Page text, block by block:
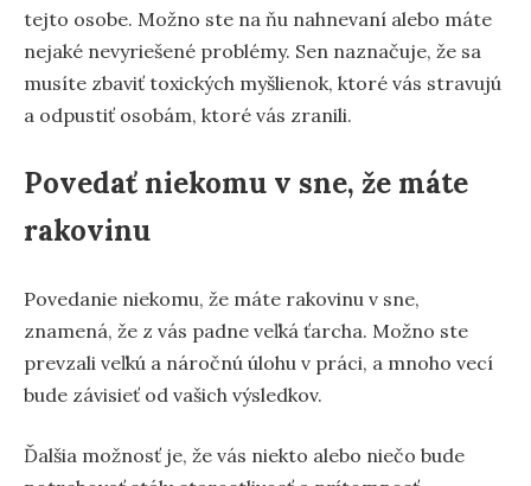
tejto osobe. Možno ste na ňu nahnevaní alebo máte
nejaké nevyriešené problémy. Sen naznačuje, že sa
musíte zbaviť toxických myšlienok, ktoré vás stravujú
a odpustiť osobám, ktoré vás zranili.
Povedať niekomu v sne, že máte
rakovinu
Povedanie niekomu, že máte rakovinu v sne,
znamená, že z vás padne veľká ťarcha. Možno ste
prevzali veľkú a náročnú úlohu v práci, a mnoho vecí
bude závisieť od vašich výsledkov.
Ďalšia možnosť je, že vás niekto alebo niečo bude